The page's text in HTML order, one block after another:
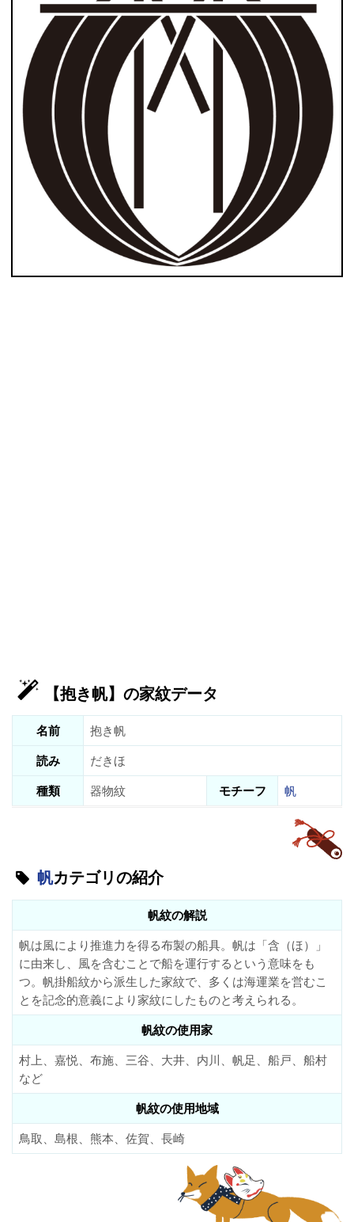
【抱き帆】の家紋データ
名前
抱き帆
読み
だきほ
種類
器物紋 モチーフ 帆
帆カテゴリの紹介
帆紋の解説
帆は風により推進力を得る布製の船具。帆は「含（ほ）」
に由来し、風を含むことで船を運行するという意味をも
つ。帆掛船紋から派生した家紋で、多くは海運業を営むこ
とを記念的意義により家紋にしたものと考えられる。
帆紋の使用家
村上、嘉悦、布施、三谷、大井、内川、帆足、船戸、船村
など
帆紋の使用地域
鳥取、島根、熊本、佐賀、長崎